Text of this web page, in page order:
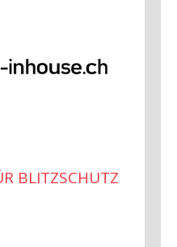
BLITZSCHUTZ